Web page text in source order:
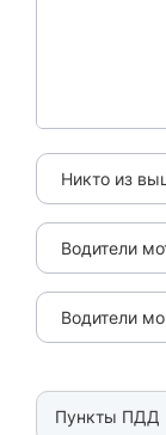
Никто из
Водители
Водители
Пункты ПДД